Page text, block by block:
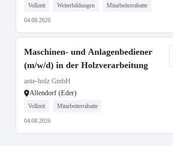
Vollzeit Weiterbildungen Mitarbeiterrabatte
04.08.2026
Maschinen- und Anlagenbediener
(m/w/d) in der Holzverarbeitung
ante-holz GmbH
Allendorf (Eder)
Vollzeit Mitarbeiterrabatte
04.08.2026